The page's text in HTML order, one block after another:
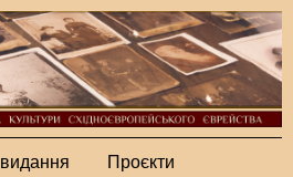
Проєкти